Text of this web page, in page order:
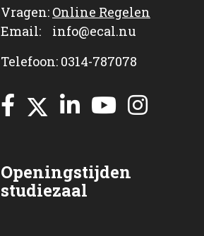
Vragen: Online Regelen
Email: info@ecal.nu
Telefoon: 0314-787078
Openingstijden
studiezaal